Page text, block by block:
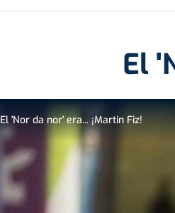
El
El 'Nor da nor' era... ¡Martin Fiz!